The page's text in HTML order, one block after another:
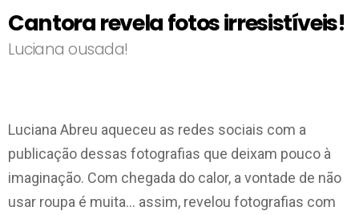
Cantora revela fotos irresistíveis!
Luciana ousada!
Luciana Abreu aqueceu as redes sociais com a
publicação dessas fotografias que deixam pouco à
imaginação. Com chegada do calor, a vontade de não
usar roupa é muita… assim, revelou fotografias com